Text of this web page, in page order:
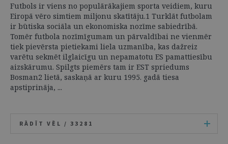
Futbols ir viens no populārākajiem sporta veidiem, kuru
Eiropā vēro simtiem miljonu skatītāju.1 Turklāt futbolam
ir būtiska sociāla un ekonomiska nozīme sabiedrībā.
Tomēr futbola nozīmīgumam un pārvaldībai ne vienmēr
tiek pievērsta pietiekami liela uzmanība, kas dažreiz
varētu sekmēt ilglaicīgu un nepamatotu ES pamattiesību
aizskārumu. Spilgts piemērs tam ir EST spriedums
Bosman2 lietā, saskaņā ar kuru 1995. gadā tiesa
apstiprināja, ...
RĀDĪT VĒL / 33281